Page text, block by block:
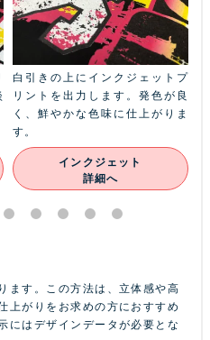
白引きの上にインクジェットプ
リントを出力します。発色が良
く、鮮やかな色味に仕上がりま
す。
インクジェット
詳細へ
ます。この方法は、立体感や高
上がりをお求めの方におすすめ
にはデザインデータが必要とな